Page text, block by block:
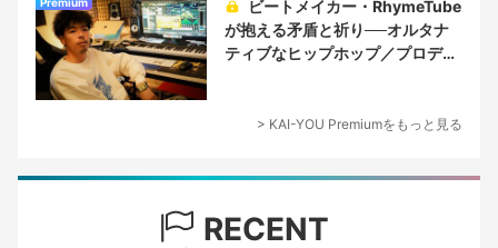
が抱える矛盾と祈り──オルタナ
ティブなヒップホップ／プロデュ
> KAI-YOU Premiumをもっと見る
RECENT